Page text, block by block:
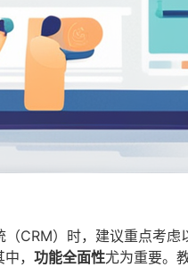
CRM）时，建议重点考虑
， 功能全面性尤为重要。